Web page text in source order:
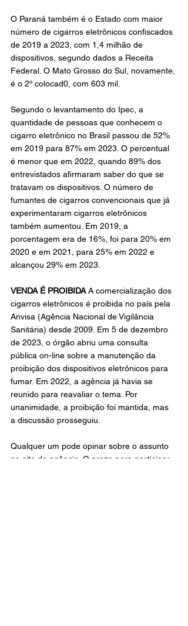
O Paraná também é o Estado com maior
número de cigarros eletrônicos confiscados
de 2019 a 2023, com 1,4 milhão de
dispositivos, segundo dados a Receita
Federal. O Mato Grosso do Sul, novamente,
é o 2º colocad0, com 603 mil.
Segundo o levantamento do Ipec, a
quantidade de pessoas que conhecem o
cigarro eletrônico no Brasil passou de 52%
em 2019 para 87% em 2023. O percentual
é menor que em 2022, quando 89% dos
entrevistados afirmaram saber do que se
tratavam os dispositivos. O número de
fumantes de cigarros convencionais que já
experimentaram cigarros eletrônicos
também aumentou. Em 2019, a
porcentagem era de 16%, foi para 20% em
2020 e em 2021, para 25% em 2022 e
alcançou 29% em 2023.
VENDA É PROIBIDA A comercialização dos
cigarros eletrônicos é proibida no país pela
Anvisa (Agência Nacional de Vigilância
Sanitária) desde 2009. Em 5 de dezembro
de 2023, o órgão abriu uma consulta
pública on-line sobre a manutenção da
proibição dos dispositivos eletrônicos para
fumar. Em 2022, a agência já havia se
reunido para reavaliar o tema. Por
unanimidade, a proibição foi mantida, mas
a discussão prosseguiu.
Qualquer um pode opinar sobre o assunto
no site da agência. O prazo para participar